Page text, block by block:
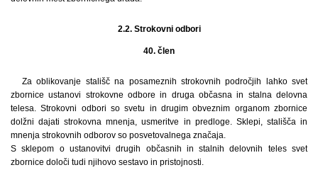
2.2. Strokovni odbori
40. člen
Za oblikovanje stališč na posameznih strokovnih področjih lahko svet
zbornice ustanovi strokovne odbore in druga občasna in stalna delovna
telesa. Strokovni odbori so svetu in drugim obveznim organom zbornice
dolžni dajati strokovna mnenja, usmeritve in predloge. Sklepi, stališča in
mnenja strokovnih odborov so posvetovalnega značaja.
S sklepom o ustanovitvi drugih občasnih in stalnih delovnih teles svet
zbornice določi tudi njihovo sestavo in pristojnosti.